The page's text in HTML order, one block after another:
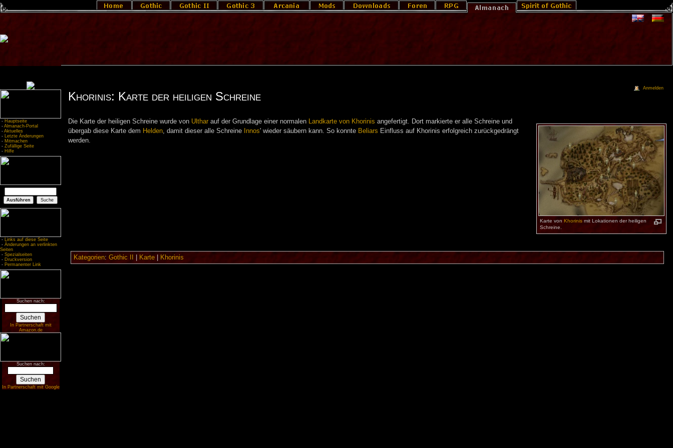
- Hauptseite
- Almanach-Portal
- Aktuelles
- Letzte Änderungen
- Mitmachen
- Zufällige Seite
- Hilfe
- Links auf diese Seite
- Änderungen an verlinkten
Seiten
- Spezialseiten
- Druckversion
- Permanenter Link
Suchen nach:
In Partnerschaft mit
Amazon.de
Suchen nach:
In Partnerschaft mit Google
Khorinis: Karte der heiligen Schreine
Karte vonKhorinis mit Lokationen der heiligen
Schreine.
Die Karte der heiligen Schreine wurde von Ultharauf der Grundlage einer normalen Landkarte von Khorinis angefertigt. Dort markierte er alle Schreine und
übergab diese Karte dem Helden, damit dieser alle Schreine Innos' wieder säubern kann. So konnte Beliars Einfluss auf Khorinis erfolgreich zurückgedrängt
werden.
Kategorien: Gothic II Karte| Khorinis
Anmelden